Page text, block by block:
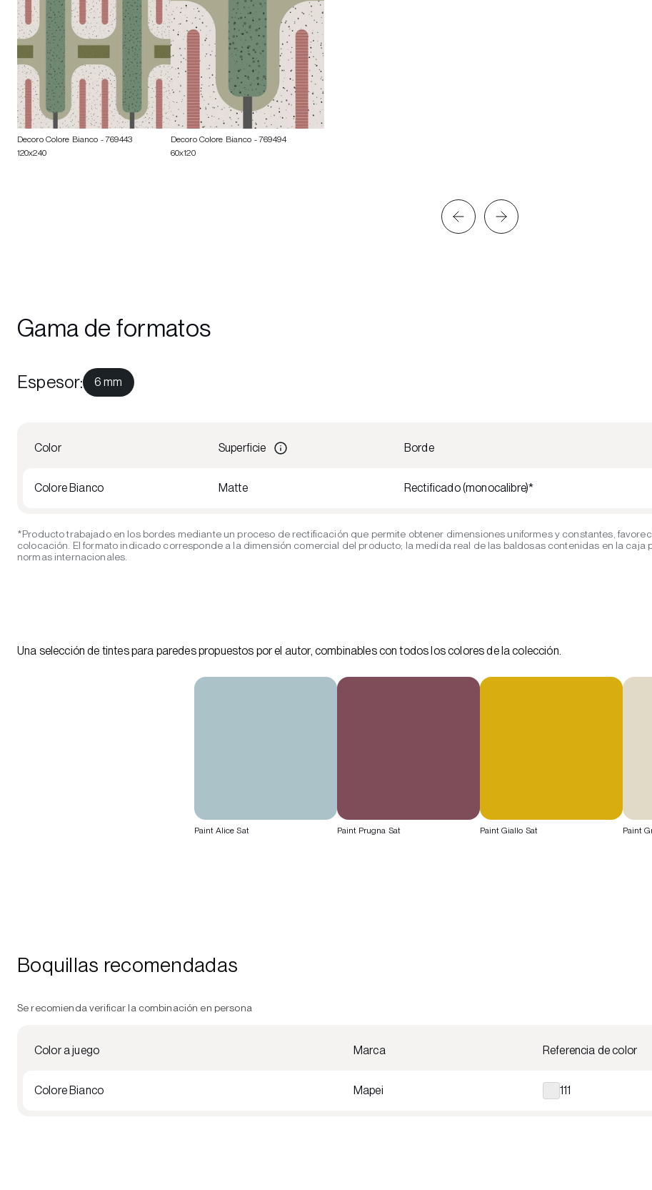
Decoro Colore Bianco - 769443
120x240
Decoro Colore Bianco - 769494
60x120
Gama de formatos
Espesor: 6 mm
Color Superficie Borde
Colore Bianco Matte Rectificado (monocalibre)*
*Producto trabajado en los bordes mediante un proceso de rectificación que permite obtener dimensiones uniformes y constantes,
colocación. El formato indicado corresponde a la dimensión comercial del producto; la medida real de las baldosas contenidas en la
normas internacionales.
Una selección de tintes para paredes propuestos por el autor, combinables con todos los colores de la colección.
Paint Alice Sat Paint Prugna Sat Paint Giallo Sat Paint
Boquillas recomendadas
Se recomienda verificar la combinación en persona
Color a juego Marca Referencia de color
Colore Bianco Mapei 111